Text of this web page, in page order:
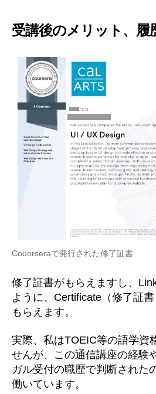
受講後のメリット、履
Couorseraで発行された修了証書
修了証書がもらえますし、
ように、Certificate（修了証
もらえます。
実際、私はTOEIC等の語学資
せんが、この通信講座の経験
ガル受付の職歴で判断された
働いています。